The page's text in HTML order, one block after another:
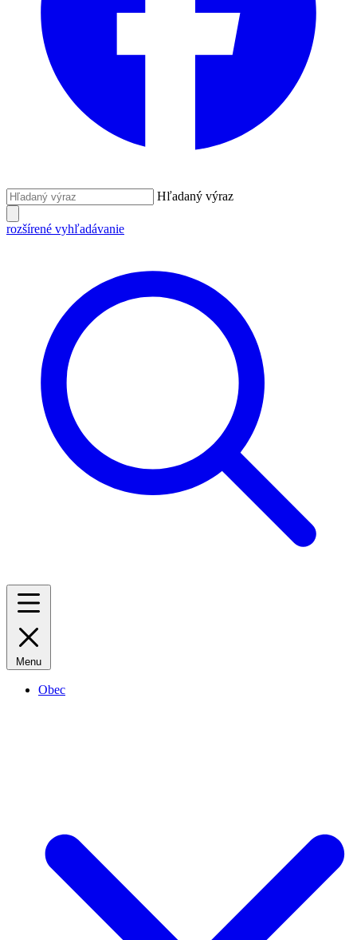
Hľadaný výraz
rozšírené vyhľadávanie
Menu
Obec